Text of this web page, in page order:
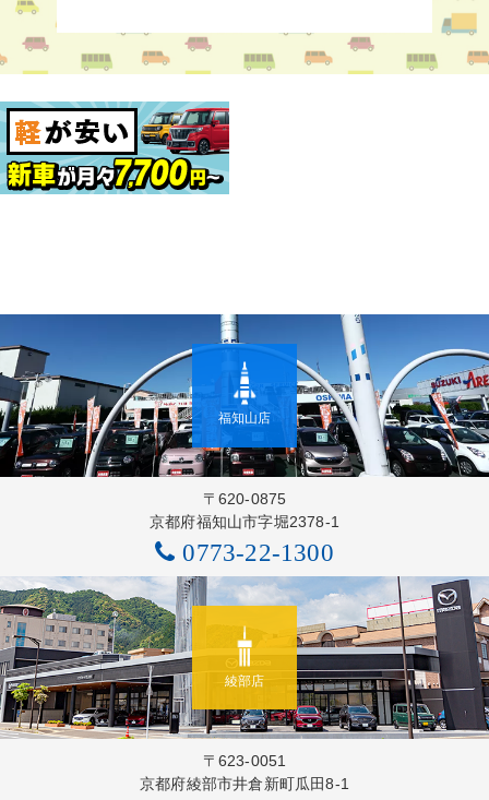
福知山店
〒620-0875
京都府福知山市字堀2378-1
0773-22-1300
綾部店
〒623-0051
京都府綾部市井倉新町瓜田8-1